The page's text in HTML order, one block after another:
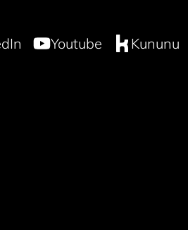
Youtube Kununu